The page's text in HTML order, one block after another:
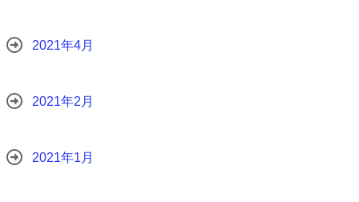
2021年4月
2021年2月
2021年1月